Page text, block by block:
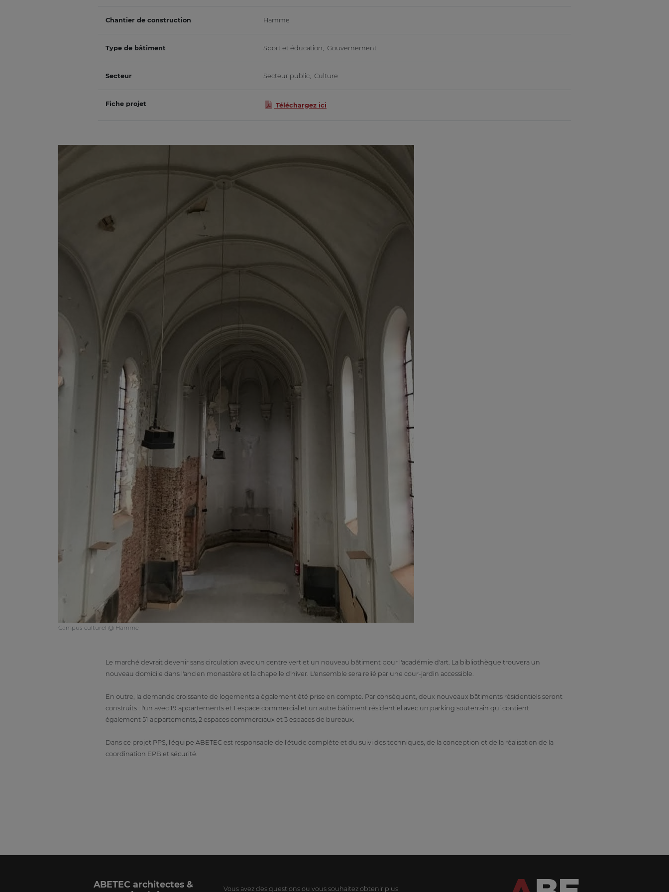
Chantier de construction Hamme
Type de bâtiment Sport et éducation, Gouvernement
Secteur Secteur public, Culture
Fiche projet Téléchargez ici
Campus culturel @ Hamme
Le marché devrait devenir sans circulation avec un centre vert et un nouveau bâtiment pour l'académie d'art. La bibliothèque trouvera un
nouveau domicile dans l'ancien monastère et la chapelle d'hiver. L'ensemble sera relié par une cour-jardin accessible.
En outre, la demande croissante de logements a également été prise en compte. Par conséquent, deux nouveaux bâtiments résidentiels seront
construits : l'un avec 19 appartements et 1 espace commercial et un autre bâtiment résidentiel avec un parking souterrain qui contient
également 51 appartements, 2 espaces commerciaux et 3 espaces de bureaux.
Dans ce projet PPS, l'équipe ABETEC est responsable de l'étude complète et du suivi des techniques, de la conception et de la réalisation de la
coordination EPB et sécurité.
ABETEC architectes &
Vous avez des questions ou vous souhaitez obtenir plus